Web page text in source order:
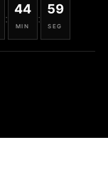
:
44
MIN
:
59
SEG